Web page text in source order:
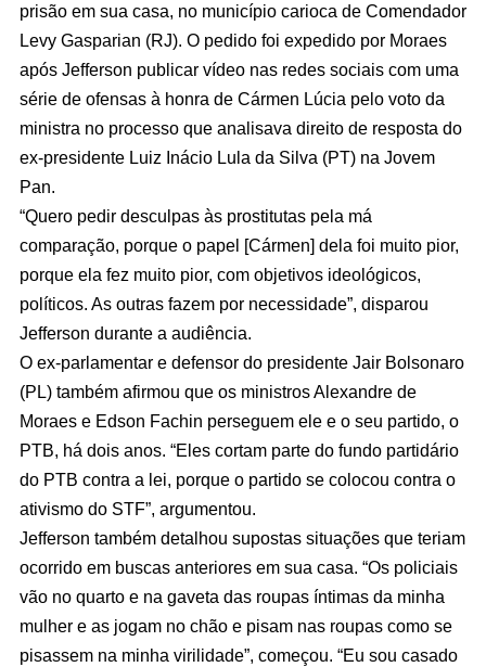
prisão em sua casa, no município carioca de Comendador
Levy Gasparian (RJ). O pedido foi expedido por Moraes
após Jefferson publicar vídeo nas redes sociais com uma
série de ofensas à honra de Cármen Lúcia pelo voto da
ministra no processo que analisava direito de resposta do
ex-presidente Luiz Inácio Lula da Silva (PT) na Jovem
Pan.
“Quero pedir desculpas às prostitutas pela má
comparação, porque o papel [Cármen] dela foi muito pior,
porque ela fez muito pior, com objetivos ideológicos,
políticos. As outras fazem por necessidade”, disparou
Jefferson durante a audiência.
O ex-parlamentar e defensor do presidente Jair Bolsonaro
(PL) também afirmou que os ministros Alexandre de
Moraes e Edson Fachin perseguem ele e o seu partido, o
PTB, há dois anos. “Eles cortam parte do fundo partidário
do PTB contra a lei, porque o partido se colocou contra o
ativismo do STF”, argumentou.
Jefferson também detalhou supostas situações que teriam
ocorrido em buscas anteriores em sua casa. “Os policiais
vão no quarto e na gaveta das roupas íntimas da minha
mulher e as jogam no chão e pisam nas roupas como se
pisassem na minha virilidade”, começou. “Eu sou casado